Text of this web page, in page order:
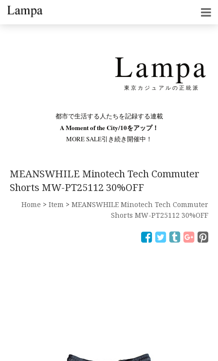
Lampa
東京カジュアルの正統派
都市で生活する人たちを記録する連載
A Moment of the City/10をアップ！
MORE SALE引き続き開催中！
MEANSWHILE Minotech Tech Commuter
Shorts MW-PT25112 30%OFF
Home > Item > MEANSWHILE Minotech Tech Commuter
Shorts MW-PT25112 30%OFF